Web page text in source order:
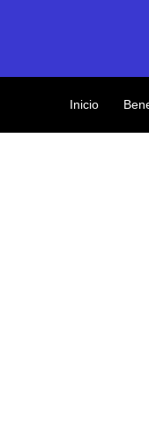
Inicio